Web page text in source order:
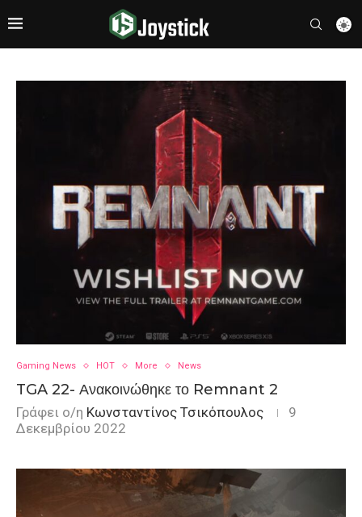
Gaming News HOT More News
TGA 22- Ανακοινώθηκε το Remnant 2
Γράφει ο/η Κωνσταντίνος Τσικόπουλος
9
Δεκεμβρίου 2022